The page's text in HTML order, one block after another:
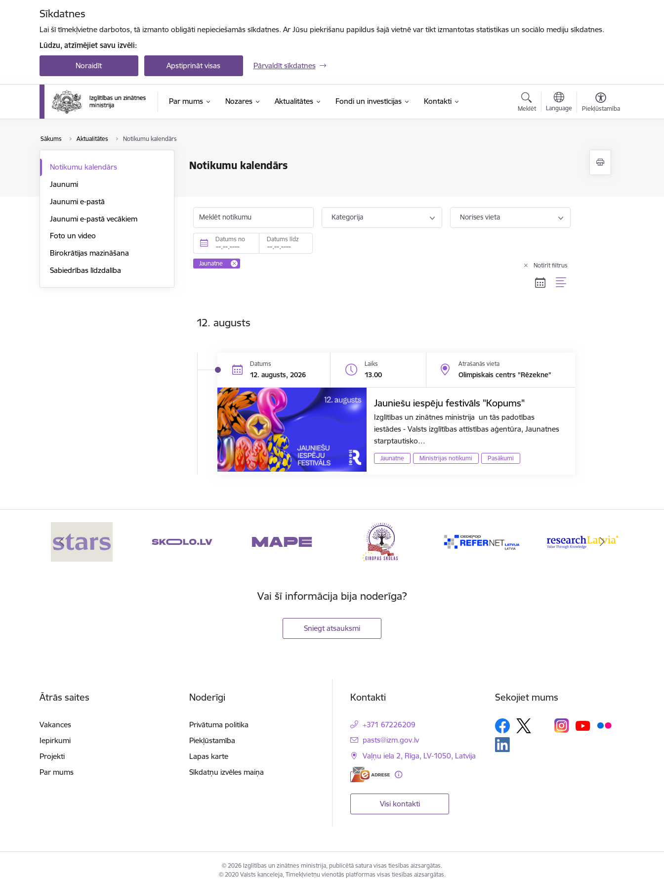
Sīkdatnes
Lai šī tīmekļvietne darbotos, tā izmanto obligāti nepieciešamās sīkdatnes. Ar Jūsu piekrišanu papildus šajā vietnē var tikt izmantotas statistikas un sociālo mediju sīkdatnes.
Lūdzu, atzīmējiet savu izvēli:
Noraidīt Apstiprināt visas Pārvaldīt sīkdatnes
Par mums Nozares Aktualitātes Fondi un investīcijas Kontakti
Meklēt Language Piekļūstamība
Sākums Aktualitātes Notikumu kalendārs
Notikumu kalendārs
Notikumu kalendārs
Jaunumi
Jaunumi e-pastā
Jaunumi e-pastā vecākiem
Foto un video
Birokrātijas mazināšana
Sabiedrības līdzdalība
Meklēt notikumu Kategorija Norises vieta
Datums no Datums līdz
Jaunatne Notīrīt filtrus
12. augusts
Datums
12. augusts, 2026
Laiks
13.00
Atrašanās vieta
Olimpiskais centrs "Rēzekne"
Jauniešu iespēju festivāls "Kopums"
Izglītības un zinātnes ministrija un tās padotības
iestādes - Valsts izglītības attīstības aģentūra, Jaunatnes
starptautisko…
Jaunatne Ministrijas notikumi Pasākumi
Vai šī informācija bija noderīga?
Sniegt atsauksmi
Ātrās saites
Vakances
Iepirkumi
Projekti
Par mums
Noderīgi
Privātuma politika
Piekļūstamība
Lapas karte
Sīkdatņu izvēles maiņa
Kontakti
+371 67226209
E-pasts:
pasts@izm.gov.lv
Vaļņu iela 2, Rīga, LV-1050, Latvija
Visi kontakti
Sekojiet mums
© 2026 Izglītības un zinātnes ministrija, publicētā satura visas tiesības aizsargātas.
© 2020 Valsts kanceleja, Tīmekļvietņu vienotās platformas visas tiesības aizsargātas.